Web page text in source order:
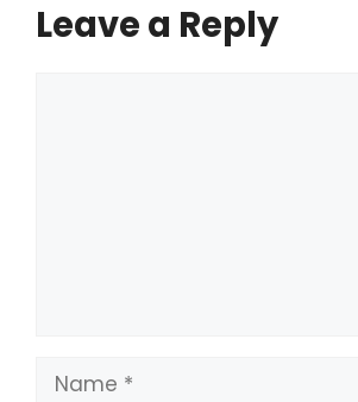
Leave a Reply
Name